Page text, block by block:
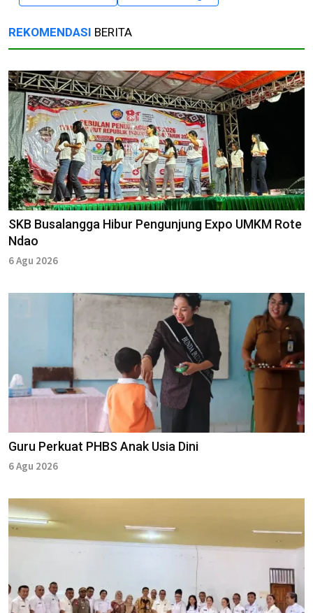
REKOMENDASI BERITA
SKB Busalangga Hibur Pengunjung Expo UMKM Rote
Ndao
6 Agu 2026
Guru Perkuat PHBS Anak Usia Dini
6 Agu 2026